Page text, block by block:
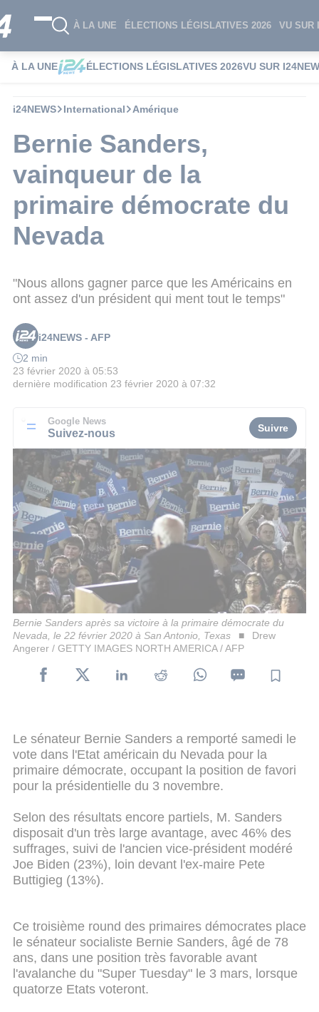
À LA UNE ÉLECTIONS LÉGISLATIVES 2026 VU SUR
À LA UNE ÉLECTIONS LÉGISLATIVES 2026VU SUR
i24NEWS International Amérique
Bernie Sanders,
vainqueur de la
primaire démocrate du
Nevada
"Nous allons gagner parce que les Américains en
ont assez d'un président qui ment tout le temps"
i24NEWS - AFP
2 min
23 février 2020 à 05:53
dernière modification 23 février 2020 à 07:32
Google News
Suivez-nous Suivre
Bernie Sanders après sa victoire à la primaire démocrate du
Nevada, le 22 février 2020 à San Antonio, Texas
Drew
Angerer / GETTY IMAGES NORTH AMERICA / AFP
Le sénateur Bernie Sanders a remporté samedi le
vote dans l'Etat américain du Nevada pour la
primaire démocrate, occupant la position de favori
pour la présidentielle du 3 novembre.
Selon des résultats encore partiels, M. Sanders
disposait d'un très large avantage, avec 46% des
suffrages, suivi de l'ancien vice-président modéré
Joe Biden (23%), loin devant l'ex-maire Pete
Buttigieg (13%).
Ce troisième round des primaires démocrates place
le sénateur socialiste Bernie Sanders, âgé de 78
ans, dans une position très favorable avant
l'avalanche du "Super Tuesday" le 3 mars, lorsque
quatorze Etats voteront.